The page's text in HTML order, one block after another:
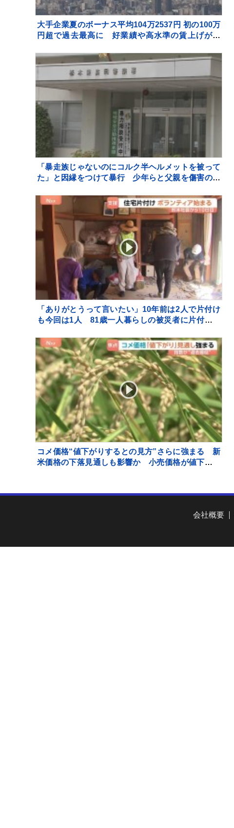
大手企業夏のボーナス平均104万2537円 初の100万
円超で過去最高に 好業績や高水準の賃上げが反
「暴走族じゃないのにコルク半ヘルメットを被って
た」と因縁をつけて暴行 少年らと父親を傷害の疑
「ありがとうって言いたい」10年前は2人で片付け
も今回は1人 81歳一人暮らしの被災者に片付けの
コメ価格“値下がりするとの見方”さらに強まる 新
米価格の下落見通しも影響か 小売価格が値下がり
会社概要